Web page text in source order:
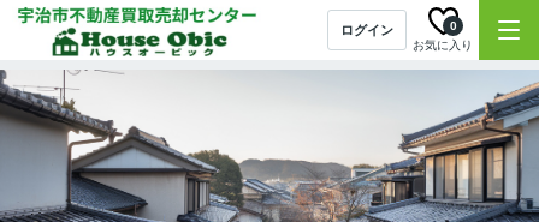
ログイン
お気に入り
0